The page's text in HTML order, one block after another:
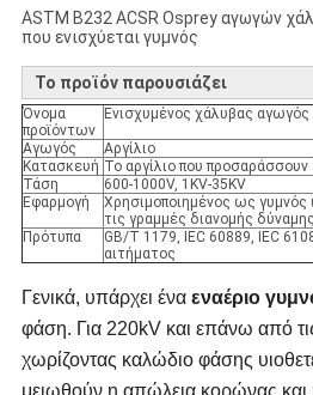
ASTM B232 ACSR Osprey αγωγών
που ενισχύεται γυμνός
Το προϊόν παρουσιάζει
Όνομα
προϊόντων
Ενισχυμένος χάλυβας αγωγός
Αγωγός
Αργίλιο
Κατασκευή Το αργίλιο που
Τάση
600-1000V, 1KV-35KV
Εφαρμογή
Χρησιμοποιημένος ως
τις γραμμές διανομής δύναμης
Πρότυπα
GB/T 1179, IEC 60889, IEC
αιτήματος
Γενικά, υπάρχει ένα εναέριο
φάση. Για 220kV και επάνω από
χωρίζοντας καλώδιο φάσης